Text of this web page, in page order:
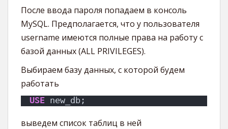
После ввода пароля попадаем в консоль
MySQL. Предполагается, что у пользователя
username имеются полные права на работу с
базой данных (ALL PRIVILEGES).
Выбираем базу данных, с которой будем
работать
USE new_db;
выведем список таблиц в ней